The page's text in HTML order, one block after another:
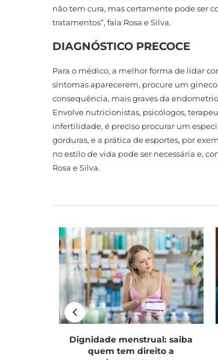
não tem cura, mas certamente pode ser
tratamentos”, fala Rosa e Silva.
DIAGNÓSTICO PRECOCE
Para o médico, a melhor forma de lidar
sintomas aparecerem, procure um
consequência, mais graves da
Envolve nutricionistas, psicólogos,
infertilidade, é preciso procurar um
gorduras, e a prática de esportes, por
no estilo de vida pode ser necessária e,
Rosa e Silva.
Dignidade menstrual: saiba
quem tem direito a